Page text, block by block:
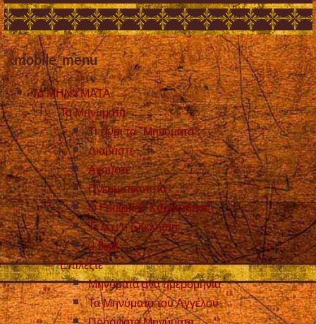
mobile_menu
Τα ΜΗΝΥΜΑΤΑ
Τα Μηνυματα
Τι είναι τα “Μηνύματα”;
Διαβάστε
Ακούστε
Πνευματικότητα
Ο Γραφικός Χαρακτήρας
Τι λέει η Εκκλησία;
Back
Επιλέξτε
Μηνύματα ανά ημερομηνία
Τα Μηνύματα του Αγγέλου